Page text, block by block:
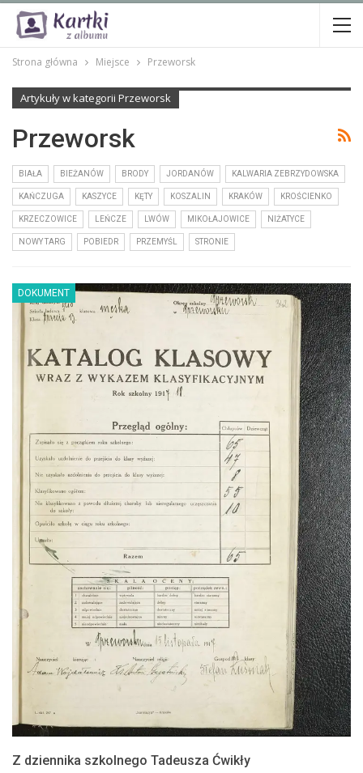
Strona główna Miejsce Przeworsk
Artykuły w kategorii Przeworsk
Przeworsk
BIAŁA BIEŻANÓW BRODY JORDANÓW KALWARIA ZEBRZYDOWSKA
KAŃCZUGA KASZYCE KĘTY KOSZALIN KRAKÓW KROŚCIENKO
KRZECZOWICE LEŃCZE LWÓW MIKOŁAJOWICE NIŻATYCE
NOWY TARG POBIEDR PRZEMYŚL STRONIE
DOKUMENT
Z dziennika szkolnego Tadeusza Ćwikły